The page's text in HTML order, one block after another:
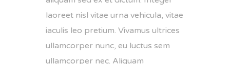
laoreet nisl vitae urna vehicula, vitae
iaculis leo pretium. Vivamus ultrices
ullamcorper nunc, eu luctus sem
ullamcorper nec. Aliquam